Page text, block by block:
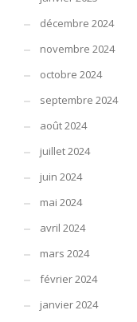
décembre 2024
novembre 2024
octobre 2024
septembre 2024
août 2024
juillet 2024
juin 2024
mai 2024
avril 2024
mars 2024
février 2024
janvier 2024